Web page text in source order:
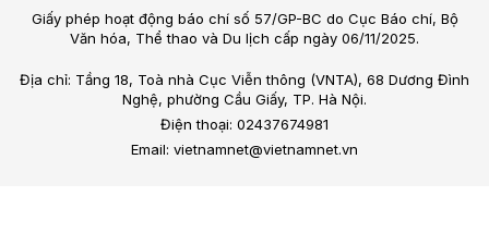
Giấy phép hoạt động báo chí số 57/GP-BC do Cục Báo chí, Bộ
Văn hóa, Thể thao và Du lịch cấp ngày 06/11/2025.
Địa chỉ: Tầng 18, Toà nhà Cục Viễn thông (VNTA), 68 Dương Đình
Nghệ, phường Cầu Giấy, TP. Hà Nội.
Điện thoại: 02437674981
Email: vietnamnet@vietnamnet.vn